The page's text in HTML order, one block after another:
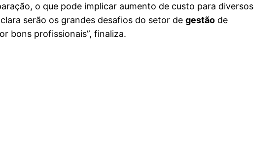
o que pode implicar aumento de custo para diversos
serão os grandes desafios do setor de gestão de
bons profissionais”, finaliza.